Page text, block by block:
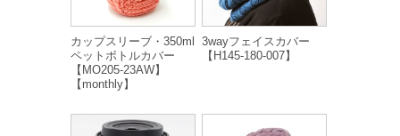
カップスリーブ・350ml
ペットボトルカバー
【MO205-23AW】
【monthly】
3wayフェイスカバー
【H145-180-007】